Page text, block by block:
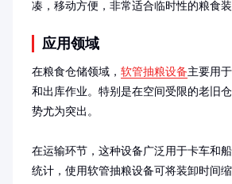
凑，移动方便，非常适合临时性的粮食装
应用领域
在粮食仓储领域， 软管抽粮设备主要用
和出库作业。特别是在空间受限的老旧
势尤为突出。
在运输环节，这种设备广泛用于卡车和
统计，使用软管抽粮设备可将装卸时间